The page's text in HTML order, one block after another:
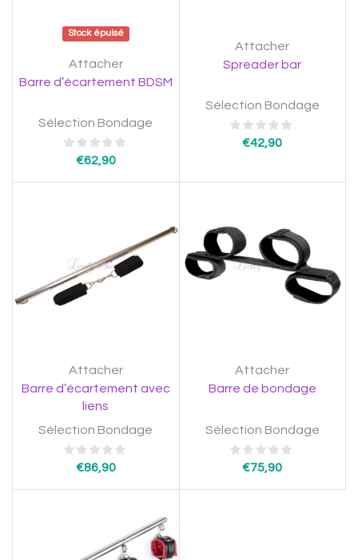
Stock épuisé
Attacher
Barre d’écartement BDSM
Sélection Bondage
€62,90
Attacher
Spreader bar
Sélection Bondage
€42,90
Attacher
Barre d’écartement avec
liens
Sélection Bondage
€86,90
Attacher
Barre de bondage
Sélection Bondage
€75,90